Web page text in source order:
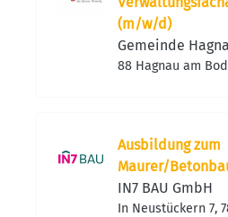
(m/w/d)
Gemeinde
88 Hagnau am
Ausbildung zum
Maurer/
IN7 BAU GmbH
In Neustückern 7,